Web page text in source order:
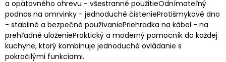
a opätovného ohrevu - všestranné použitieOdnímateľný
podnos na omrvinky - jednoduché čistenieProtišmykové dno
- stabilné a bezpečné používaniePriehradka na kábel - na
prehľadné uloženiePraktický a moderný pomocník do každej
kuchyne, ktorý kombinuje jednoduché ovládanie s
pokročilými funkciami.